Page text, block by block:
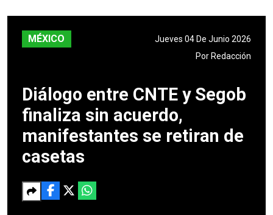
MÉXICO
Jueves 04 De Junio 2026
Por Redacción
Diálogo entre CNTE y Segob
finaliza sin acuerdo,
manifestantes se retiran de
casetas